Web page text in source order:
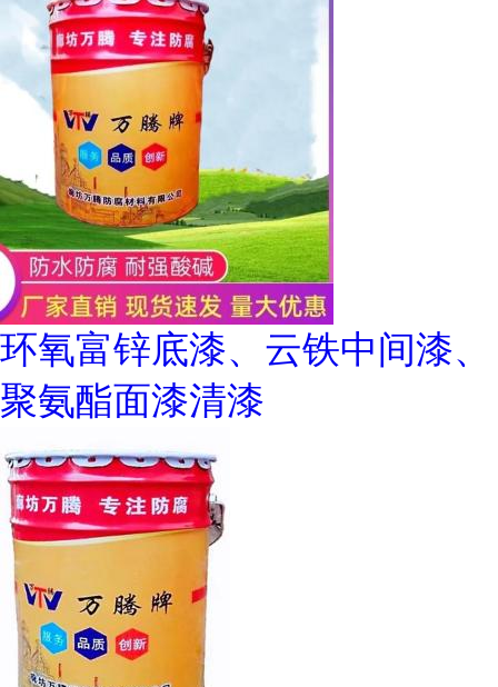
环氧富锌底漆、云铁中间漆、
聚氨酯面漆清漆